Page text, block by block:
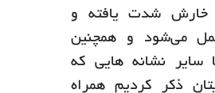
خارش شدت یافته و
می‌شود و همچنین
سایر نشانه هایی که
ذکر کردیم همراه